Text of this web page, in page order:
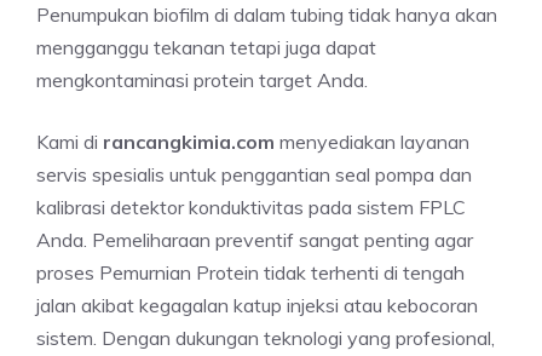
Penumpukan biofilm di dalam tubing tidak hanya akan
mengganggu tekanan tetapi juga dapat
mengkontaminasi protein target Anda.
Kami di rancangkimia.com menyediakan layanan
servis spesialis untuk penggantian seal pompa dan
kalibrasi detektor konduktivitas pada sistem FPLC
Anda. Pemeliharaan preventif sangat penting agar
proses Pemurnian Protein tidak terhenti di tengah
jalan akibat kegagalan katup injeksi atau kebocoran
sistem. Dengan dukungan teknologi yang profesional,